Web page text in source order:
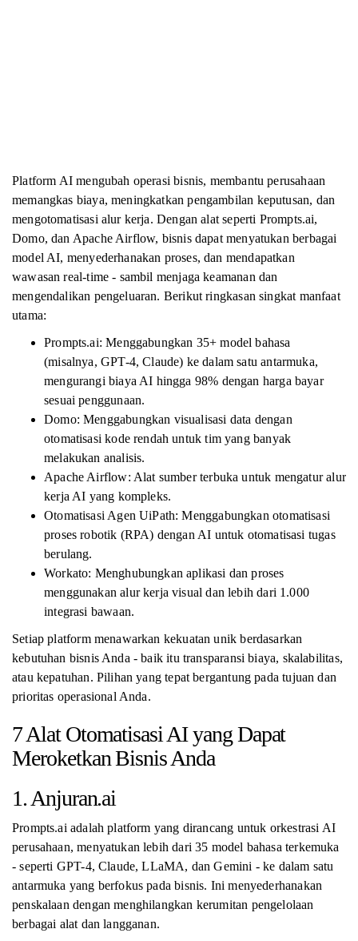
Platform AI mengubah operasi bisnis, membantu perusahaan
memangkas biaya, meningkatkan pengambilan keputusan, dan
mengotomatisasi alur kerja. Dengan alat seperti Prompts.ai,
Domo, dan Apache Airflow, bisnis dapat menyatukan berbagai
model AI, menyederhanakan proses, dan mendapatkan
wawasan real-time - sambil menjaga keamanan dan
mengendalikan pengeluaran. Berikut ringkasan singkat manfaat
utama:
Prompts.ai: Menggabungkan 35+ model bahasa
(misalnya, GPT-4, Claude) ke dalam satu antarmuka,
mengurangi biaya AI hingga 98% dengan harga bayar
sesuai penggunaan.
Domo: Menggabungkan visualisasi data dengan
otomatisasi kode rendah untuk tim yang banyak
melakukan analisis.
Apache Airflow: Alat sumber terbuka untuk mengatur alur
kerja AI yang kompleks.
Otomatisasi Agen UiPath: Menggabungkan otomatisasi
proses robotik (RPA) dengan AI untuk otomatisasi tugas
berulang.
Workato: Menghubungkan aplikasi dan proses
menggunakan alur kerja visual dan lebih dari 1.000
integrasi bawaan.
Setiap platform menawarkan kekuatan unik berdasarkan
kebutuhan bisnis Anda - baik itu transparansi biaya, skalabilitas,
atau kepatuhan. Pilihan yang tepat bergantung pada tujuan dan
prioritas operasional Anda.
7 Alat Otomatisasi AI yang Dapat
Meroketkan Bisnis Anda
1. Anjuran.ai
Prompts.ai adalah platform yang dirancang untuk orkestrasi AI
perusahaan, menyatukan lebih dari 35 model bahasa terkemuka
- seperti GPT-4, Claude, LLaMA, dan Gemini - ke dalam satu
antarmuka yang berfokus pada bisnis. Ini menyederhanakan
penskalaan dengan menghilangkan kerumitan pengelolaan
berbagai alat dan langganan.